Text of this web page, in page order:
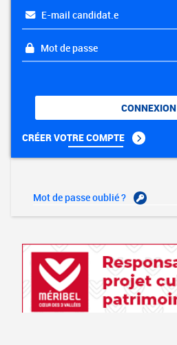
E-mail candidat.e
Mot de passe
CONNEXION
CRÉER VOTRE COMPTE
Mot de passe oublié ?